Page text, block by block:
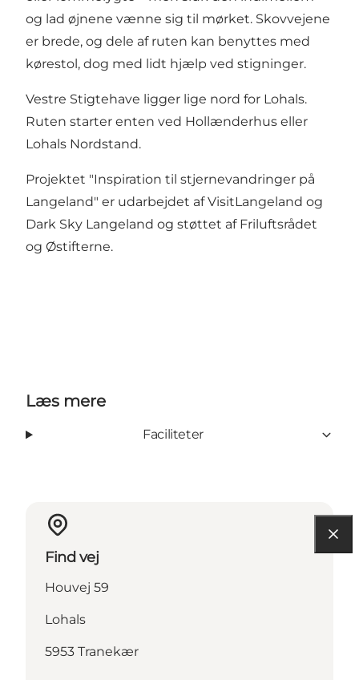
og lad øjnene vænne sig til mørket. Skovvejene
er brede, og dele af ruten kan benyttes med
kørestol, dog med lidt hjælp ved stigninger.
Vestre Stigtehave ligger lige nord for Lohals.
Ruten starter enten ved Hollænderhus eller
Lohals Nordstand.
Projektet "Inspiration til stjernevandringer på
Langeland" er udarbejdet af VisitLangeland og
Dark Sky Langeland og støttet af Friluftsrådet
og Østifterne.
Læs mere
Faciliteter
Find vej
Houvej 59
Lohals
5953 Tranekær